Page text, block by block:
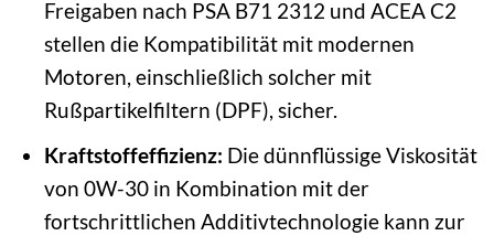
Freigaben nach PSA B71 2312 und ACEA C2
stellen die Kompatibilität mit modernen
Motoren, einschließlich solcher mit
Rußpartikelfiltern (DPF), sicher.
Kraftstoffeffizienz: Die dünnflüssige Viskosität
von 0W-30 in Kombination mit der
fortschrittlichen Additivtechnologie kann zur